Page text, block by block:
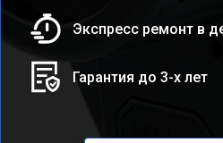
Экспресс ремонт в
Гарантия до 3-х лет